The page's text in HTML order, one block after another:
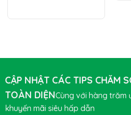
CẬP NHẬT CÁC TIPS CHĂM
TOÀN DIỆNCùng với hàng trăm
khuyến mãi siêu hấp dẫn